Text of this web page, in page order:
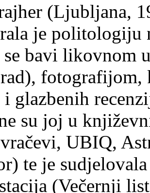
(Ljubljana,
je politologiju
bavi likovnom
fotografijom,
glazbenih
su joj u
UBIQ,
te je
(Večernji